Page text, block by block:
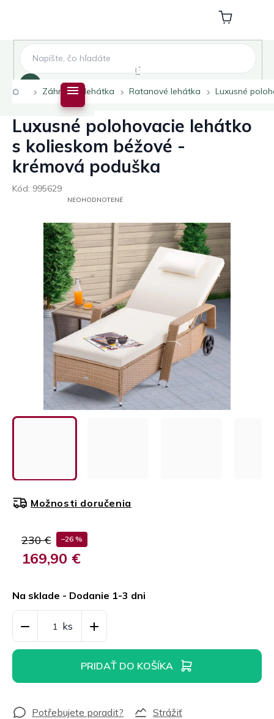
Nákupný
košík
DomovZáhradné lehátka Ratanové lehátka Luxusné
Luxusné polohovacie lehátko
s kolieskom béžové -
krémová poduška
Kód: 995629
PRIEMERNÉ
HVIEZDIČIEK.
NEOHODNOTENÉ
230 € –26 %
169,90 €
cena:
Na sklade - Dodanie 1-3 dni
Možnosti doručenia
PRIDAŤ DO KOŠÍKA
Strážiť